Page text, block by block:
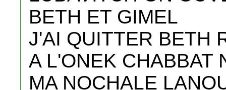
BETH ET GIMEL
J'AI QUITTER BETH
A L'ONEK CHABBAT
MA NOCHALE